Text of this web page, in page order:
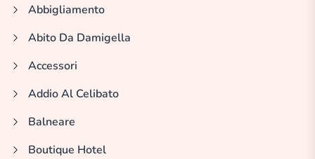
Abbigliamento
Abito Da Damigella
Accessori
Addio Al Celibato
Balneare
Boutique Hotel